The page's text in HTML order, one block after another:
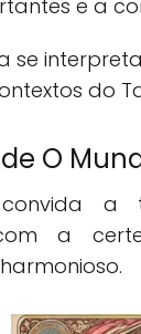
e a
se
do
O
a
a